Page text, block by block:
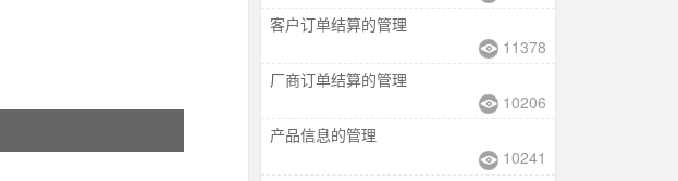
客户订单结算的管理
11378
厂商订单结算的管理
10206
产品信息的管理
10241